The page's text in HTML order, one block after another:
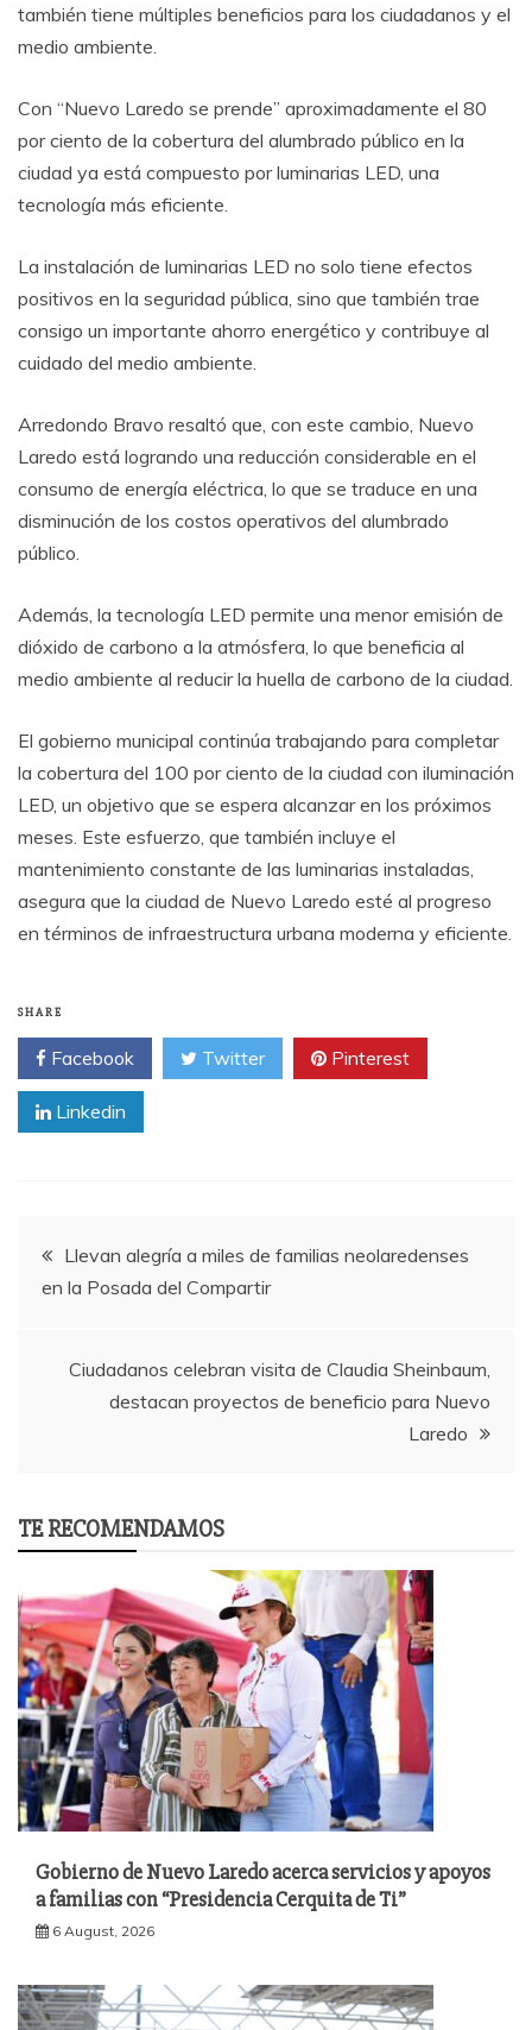
también tiene múltiples beneficios para los ciudadanos y el
medio ambiente.
Con “Nuevo Laredo se prende” aproximadamente el 80
por ciento de la cobertura del alumbrado público en la
ciudad ya está compuesto por luminarias LED, una
tecnología más eficiente.
La instalación de luminarias LED no solo tiene efectos
positivos en la seguridad pública, sino que también trae
consigo un importante ahorro energético y contribuye al
cuidado del medio ambiente.
Arredondo Bravo resaltó que, con este cambio, Nuevo
Laredo está logrando una reducción considerable en el
consumo de energía eléctrica, lo que se traduce en una
disminución de los costos operativos del alumbrado
público.
Además, la tecnología LED permite una menor emisión de
dióxido de carbono a la atmósfera, lo que beneficia al
medio ambiente al reducir la huella de carbono de la ciudad.
El gobierno municipal continúa trabajando para completar
la cobertura del 100 por ciento de la ciudad con iluminación
LED, un objetivo que se espera alcanzar en los próximos
meses. Este esfuerzo, que también incluye el
mantenimiento constante de las luminarias instaladas,
asegura que la ciudad de Nuevo Laredo esté al progreso
en términos de infraestructura urbana moderna y eficiente.
SHARE
Facebook Twitter Pinterest
Linkedin
Post
navigation
Llevan alegría a miles de familias neolaredenses
en la Posada del Compartir
Ciudadanos celebran visita de Claudia Sheinbaum,
destacan proyectos de beneficio para Nuevo
Laredo
TE RECOMENDAMOS
Gobierno de Nuevo Laredo acerca servicios y apoyos
a familias con “Presidencia Cerquita de Ti”
6 August, 2026